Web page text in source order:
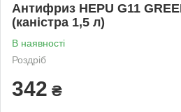
Антифриз HEPU G11
(каністра 1,5 л)
В наявності
Роздріб
342 ₴